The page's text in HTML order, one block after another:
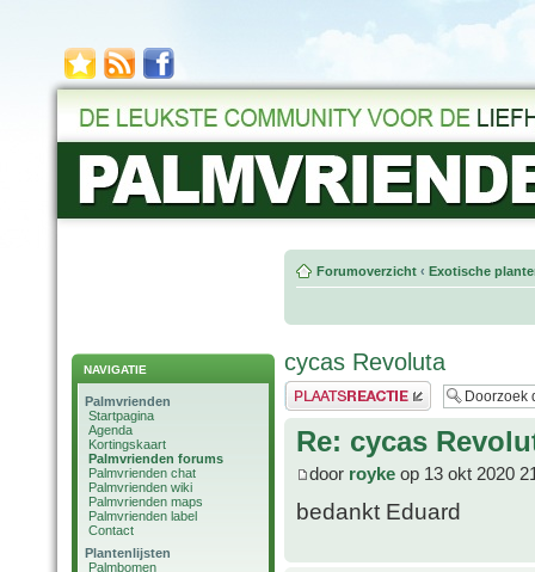
NAVIGATIE
Palmvrienden
Startpagina
Agenda
Kortingskaart
Palmvrienden forums
Palmvrienden chat
Palmvrienden wiki
Palmvrienden maps
Palmvrienden label
Contact
Plantenlijsten
Palmbomen
Forumoverzicht ‹ Exotische
cycas Revoluta
Plaats een reactie
Re: cycas
door royke op 13 okt 2020
bedankt Eduard